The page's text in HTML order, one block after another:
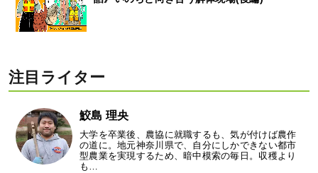
注目ライター
鮫島 理央
大学を卒業後、農協に就職するも、気が付けば農作
の道に。地元神奈川県で、自分にしかできない都市
型農業を実現するため、暗中模索の毎日。収穫より
も…